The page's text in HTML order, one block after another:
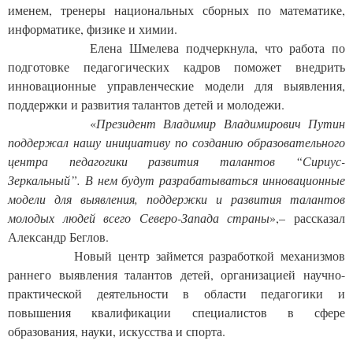
именем, тренеры национальных сборных по математике,
информатике, физике и химии.
            Елена Шмелева подчеркнула, что работа по
подготовке педагогических кадров поможет внедрить
инновационные управленческие модели для выявления,
поддержки и развития талантов детей и молодежи.
           «
Президент Владимир Владимирович Путин
поддержал нашу инициативу по созданию образовательного
центра педагогики развития талантов “Сириус-
Зеркальный”. В нем будут разрабатываться инновационные
модели для выявления, поддержки и развития талантов
молодых людей всего Северо-Запада страны»,– рассказал
Александр Беглов.
           Новый центр займется разработкой механизмов
раннего выявления талантов детей, организацией научно-
практической деятельности в области педагогики и
повышения квалификации специалистов в сфере
образования, науки, искусства и спорта.
Ваш вопрос*
Отправить
*Нажимая кнопку «Отправить», я соглашаюсь наобработку моих
персональных данных